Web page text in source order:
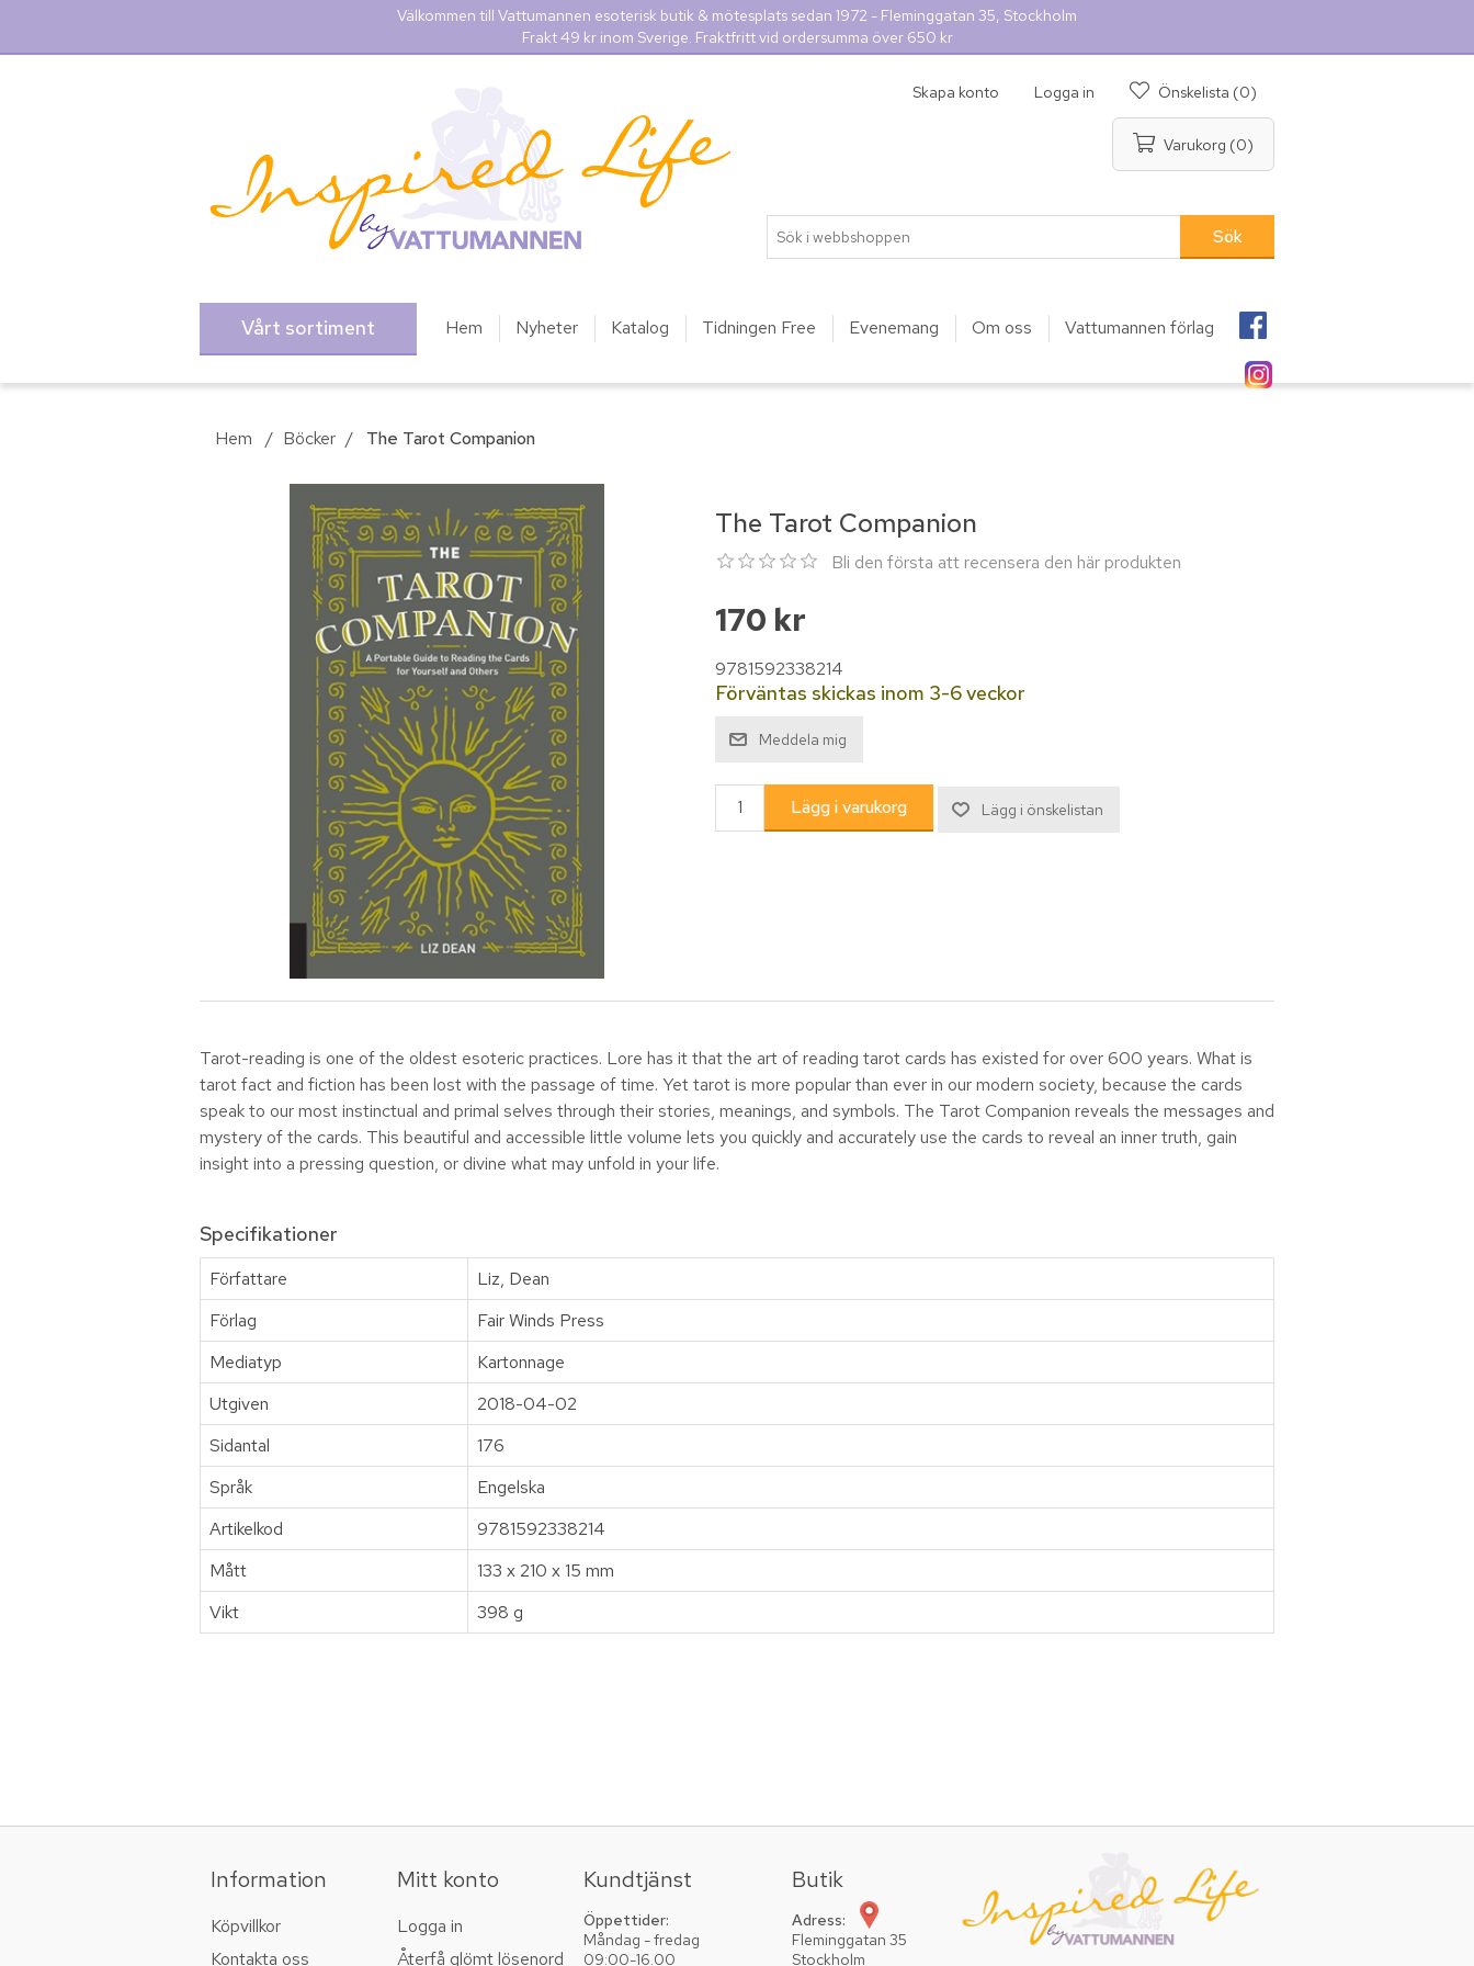
Välkommen till Vattumannen esoterisk butik & mötesplats sedan 1972 - Fleminggatan 35, Stockholm
Frakt 49 kr inom Sverige. Fraktfritt vid ordersumma över 650 kr
Skapa konto Logga in Önskelista (0)
Varukorg (0)
Vårt sortiment Hem Nyheter Katalog Tidningen Free Evenemang Om oss Vattumannen förlag
Hem / Böcker / The Tarot Companion
The Tarot Companion
Bli den första att recensera den här produkten
170 kr
9781592338214
Förväntas skickas inom 3-6 veckor
Tarot-reading is one of the oldest esoteric practices. Lore has it that the art of reading tarot cards has existed for over 600 years. What is
tarot fact and fiction has been lost with the passage of time. Yet tarot is more popular than ever in our modern society, because the cards
speak to our most instinctual and primal selves through their stories, meanings, and symbols. The Tarot Companion reveals the messages and
mystery of the cards. This beautiful and accessible little volume lets you quickly and accurately use the cards to reveal an inner truth, gain
insight into a pressing question, or divine what may unfold in your life.
Specifikationer
Författare
Liz, Dean
Förlag
Fair Winds Press
Mediatyp
Kartonnage
Utgiven
2018-04-02
Sidantal
176
Språk
Engelska
Artikelkod
9781592338214
Mått
133 x 210 x 15 mm
Vikt
398 g
Information
Köpvillkor
Kontakta oss
Mitt konto
Logga in
Återfå glömt lösenord
Kundtjänst
Öppettider:
Måndag - fredag
09:00-16.00
Butik
Adress:
Fleminggatan 35
Stockholm